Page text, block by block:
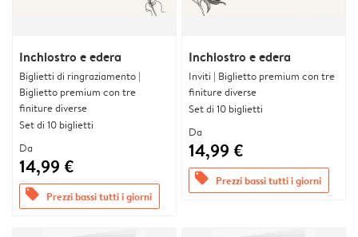
Inchiostro e edera
Biglietti di ringraziamento |
Biglietto premium con tre
finiture diverse
Set di 10 biglietti
Da
14,99 €
offers Prezzi bassi tutti i giorni
Inchiostro e edera
Inviti | Biglietto premium con tre
finiture diverse
Set di 10 biglietti
Da
14,99 €
offers Prezzi bassi tutti i giorni